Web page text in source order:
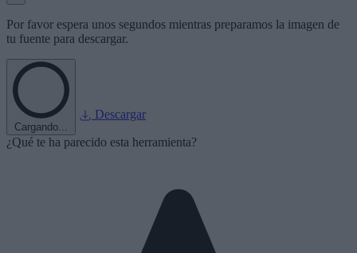
Por favor espera unos segundos mientras preparamos la imagen de
tu fuente para descargar.
Cargando...
Descargar
¿Qué te ha parecido esta herramienta?